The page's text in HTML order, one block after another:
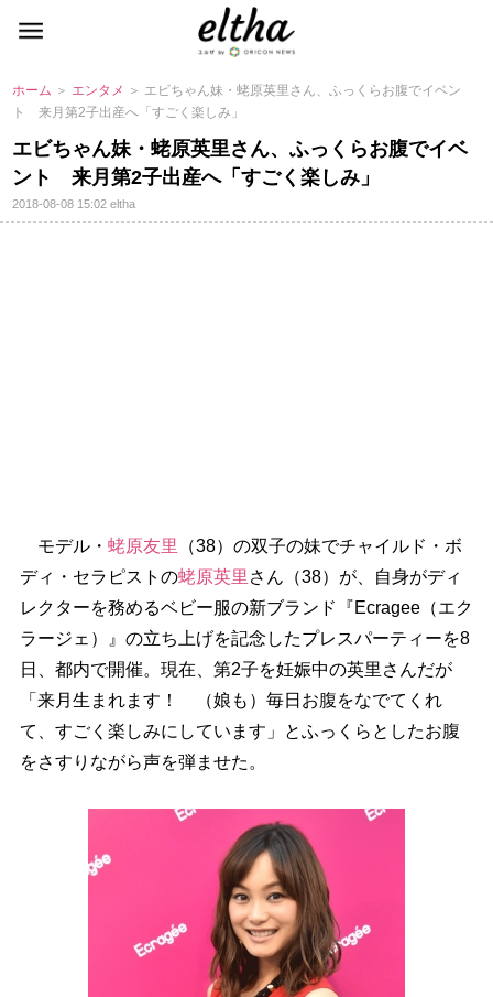
ホーム ＞ エンタメ ＞ エビちゃん妹・蛯原英里さん、ふっくらお腹でイベン
ト 来月第2子出産へ「すごく楽しみ」
エビちゃん妹・蛯原英里さん、ふっくらお腹でイベ
ント 来月第2子出産へ「すごく楽しみ」
2018-08-08 15:02eltha
モデル・ 蛯原友里
（38）の双子の妹でチャイルド・ボ
ディ・セラピストの蛯原英里 さん（38）が、自身がディ
レクターを務めるベビー服の新ブランド『Ecragee（エク
ラージェ）』の立ち上げを記念したプレスパーティーを8
日、都内で開催。現在、第2子を妊娠中の英里さんだが
「来月生まれます！ （娘も）毎日お腹をなでてくれ
て、すごく楽しみにしています」とふっくらとしたお腹
をさすりながら声を弾ませた。